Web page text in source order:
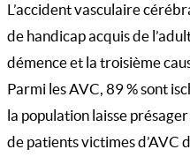
L’accident vasculaire
de handicap acquis de
démence et la troisième
Parmi les AVC, 89 % sont
la population laisse
de patients victimes d’AVC